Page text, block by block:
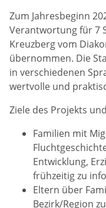
Mitgliedschaften
Förderer
Spenden
Zum Jahresbeginn
Verantwortung für 7
Kreuzberg vom
übernommen. Die
in verschiedenen
wertvolle und
Ziele des Projekts
Familien mit
Entwicklung,
frühzeitig zu
Eltern über
Bezirk/Region